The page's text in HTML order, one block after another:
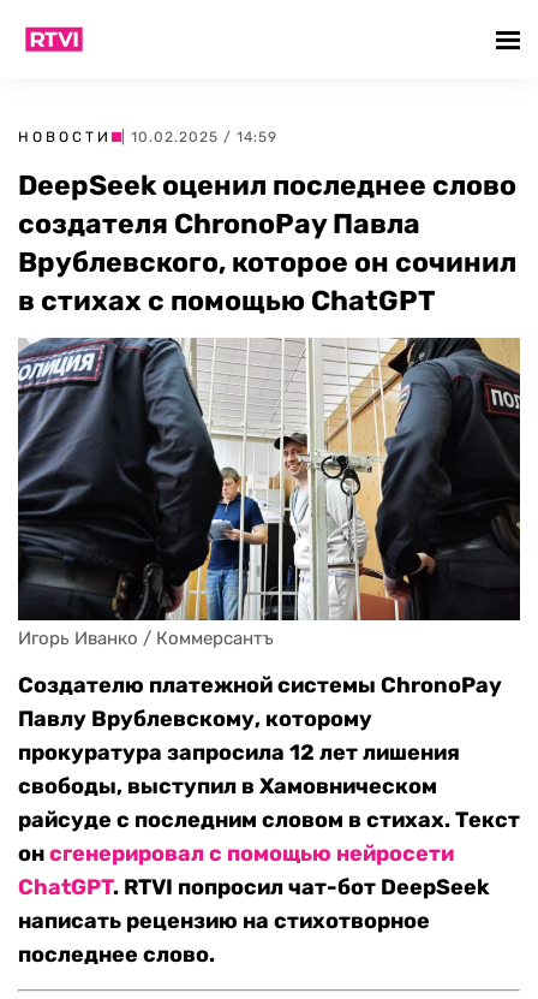
НОВОСТИ | 10.02.2025 / 14:59
DeepSeek оценил последнее слово
создателя ChronoPay Павла
Врублевского, которое он сочинил
в стихах с помощью ChatGPT
Игорь Иванко / Коммерсантъ
Создателю платежной системы ChronoPay
Павлу Врублевскому, которому
прокуратура запросила 12 лет лишения
свободы, выступил в Хамовническом
райсуде с последним словом в стихах. Текст
онсгенерировал с помощью нейросети
ChatGPT. RTVI попросил чат-бот DeepSeek
написать рецензию на стихотворное
последнее слово.